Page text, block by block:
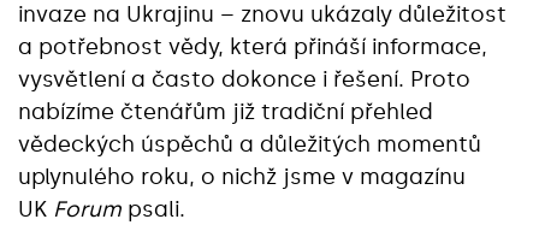
invaze na Ukrajinu – znovu ukázaly důležitost
a potřebnost vědy, která přináší informace,
vysvětlení a často dokonce i řešení. Proto
nabízíme čtenářům již tradiční přehled
vědeckých úspěchů a důležitých momentů
uplynulého roku, o nichž jsme v magazínu
UK Forum psali.